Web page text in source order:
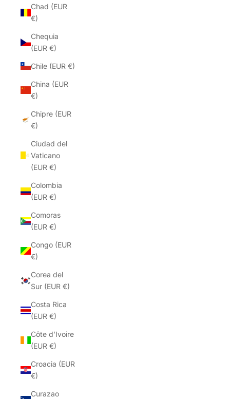
Chad (EUR
€)
Chequia
(EUR €)
Chile (EUR €)
China (EUR
€)
Chipre (EUR
€)
Ciudad del
Vaticano
(EUR €)
Colombia
(EUR €)
Comoras
(EUR €)
Congo (EUR
€)
Corea del
Sur (EUR €)
Costa Rica
(EUR €)
Côte d’Ivoire
(EUR €)
Croacia (EUR
€)
Curazao